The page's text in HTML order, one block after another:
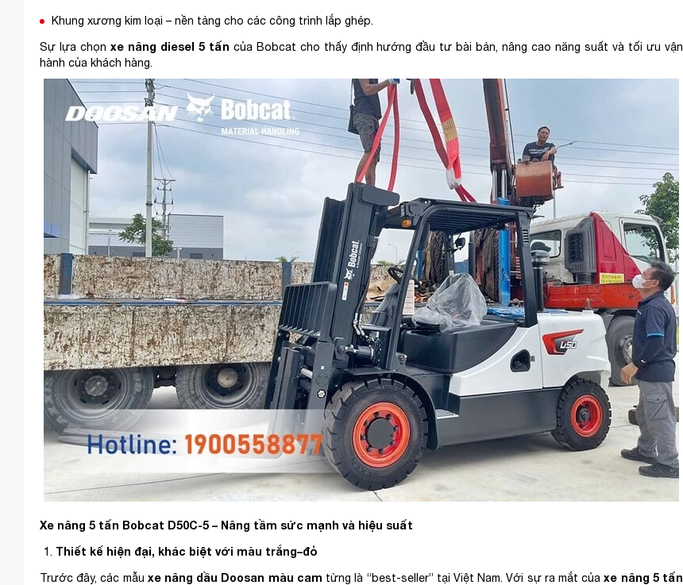
Khung xương kim loại – nền tảng cho các công trình lắp ghép.
Sự lựa chọn xe nâng diesel 5 tấn của Bobcat cho thấy định hướng đầu tư bài bản, nâng cao năng suất và tối ưu vận
hành của khách hàng.
Xe nâng 5 tấn Bobcat D50C-5 – Nâng tầm sức mạnh và hiệu suất
Thiết kế hiện đại, khác biệt với màu trắng–đỏ
Trước đây, các mẫu xe nâng dầu Doosan màu cam từng là “best-seller” tại Việt Nam. Với sự ra mắt củaxe nâng 5 tấn